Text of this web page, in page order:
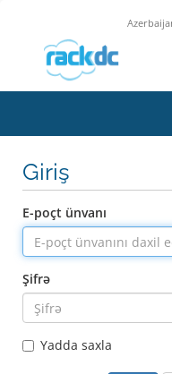
Giriş
E-poçt ünvanı
Şifrə
Yadda saxla